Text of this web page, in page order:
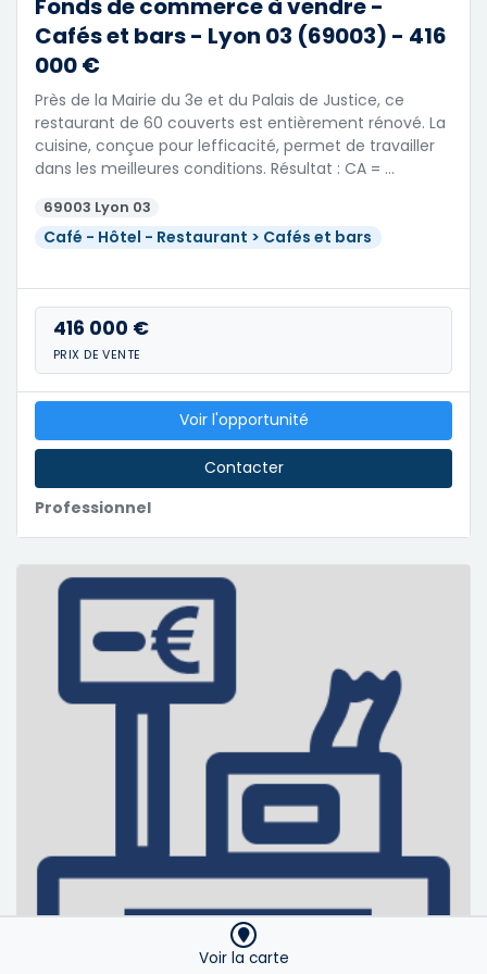
Cafés et bars - Lyon 03 (69003) - 416
000 €
Près de la Mairie du 3e et du Palais de Justice, ce
restaurant de 60 couverts est entièrement rénové. La
cuisine, conçue pour lefficacité, permet de travailler
dans les meilleures conditions. Résultat : CA = …
69003 Lyon 03
Café - Hôtel - Restaurant > Cafés et bars
416 000 €
PRIX DE VENTE
Professionnel
Voir l'opportunité
Contacter
Voir la carte